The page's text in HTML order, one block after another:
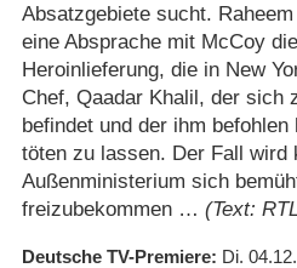
Absatzgebiete sucht.
eine Absprache mit McCoy
Heroinlieferung, die in New
Chef, Qaadar Khalil, der sich
befindet und der ihm
töten zu lassen. Der Fall wird
Außenministerium sich
freizubekommen … (Text:
Deutsche TV-Premiere Di.